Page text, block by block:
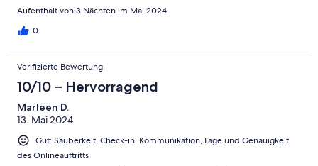
Aufenthalt von 3 Nächten im Mai 2024
0
Verifizierte Bewertung
10/10 – Hervorragend
Marleen D.
13. Mai 2024
Gut: Sauberkeit, Check-in, Kommunikation, Lage und Genauigkeit
des Onlineauftritts